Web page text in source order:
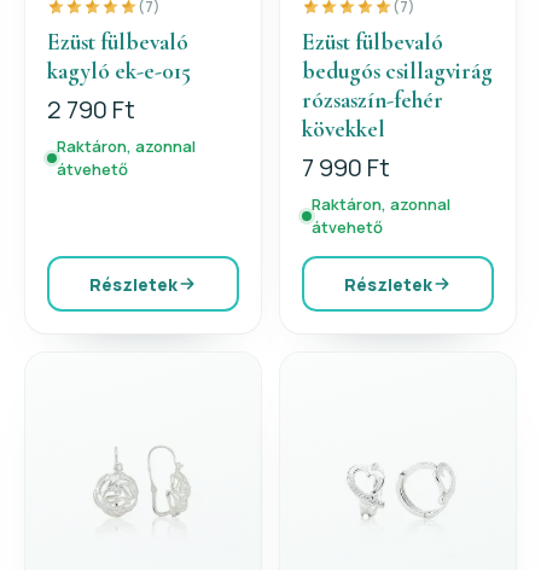
(7)
Ezüst fülbevaló
kagyló ek-e-015
2 790 Ft
Raktáron, azonnal
átvehető
Részletek
(7)
Ezüst fülbevaló
bedugós csillagvirág
rózsaszín-fehér
kövekkel
7 990 Ft
Raktáron, azonnal
átvehető
Részletek